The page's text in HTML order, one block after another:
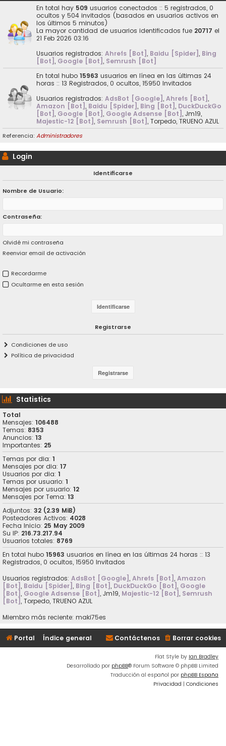
En total hay 509 usuarios conectados :: 5 registrados, 0
ocultos y 504 invitados (basados en usuarios activos en
los últimos 5 minutos)
La mayor cantidad de usuarios identificados fue 20717 el
21 Feb 2026 03:16
Usuarios registrados: Ahrefs [Bot], Baidu [Spider], Bing
[Bot], Google [Bot], Semrush [Bot]
En total hubo 15963 usuarios en línea en las últimas 24
horas :: 13 Registrados, 0 ocultos, 15950 Invitados
Usuarios registrados: AdsBot [Google], Ahrefs [Bot],
Amazon [Bot], Baidu [Spider], Bing [Bot], DuckDuckGo
[Bot], Google [Bot], Google Adsense [Bot], Jm19,
Majestic-12 [Bot], Semrush [Bot], Torpedo, TRUENO AZUL
Referencia: Administradores
Login
Identificarse
Nombre de Usuario:
Contraseña:
Olvidé mi contraseña
Reenviar email de activación
Recordarme
Ocultarme en esta sesión
Registrarse
Condiciones de uso
Política de privacidad
Statistics
Total
Mensajes: 106488
Temas: 8353
Anuncios: 13
Importantes: 25
Temas por dia: 1
Mensajes por dia: 17
Usuarios por dia: 1
Temas por usuario: 1
Mensajes por usuario: 12
Mensajes por Tema: 13
Adjuntos: 32 (2.39 MiB)
Posteadores Activos: 4028
Fecha Inicio: 25 May 2009
Su IP: 216.73.217.94
Usuarios totales: 8769
En total hubo 15963 usuarios en línea en las últimas 24 horas :: 13
Registrados, 0 ocultos, 15950 Invitados
Usuarios registrados: AdsBot [Google], Ahrefs [Bot], Amazon
[Bot], Baidu [Spider], Bing [Bot], DuckDuckGo [Bot], Google
[Bot], Google Adsense [Bot], Jm19, Majestic-12 [Bot], Semrush
[Bot], Torpedo, TRUENO AZUL
Miembro más reciente: maki75es
Portal Índice general Borrar cookies
Contáctenos
Flat Style by Ian Bradley
Desarrollado por phpBB® Forum Software © phpBB Limited
Traducción al español por phpBB España
Privacidad | Condiciones